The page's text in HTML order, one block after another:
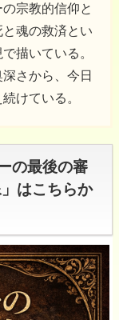
宗教的信仰と
魂の救済とい
描いている。
さから、今日
けている。
の最後の審
はこちらか